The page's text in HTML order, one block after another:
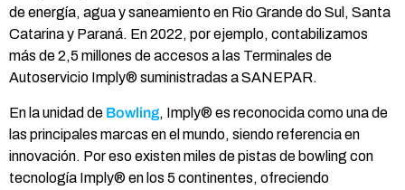
de energía, agua y saneamiento en Rio Grande do Sul, Santa
Catarina y Paraná. En 2022, por ejemplo, contabilizamos
más de 2,5 millones de accesos a las Terminales de
Autoservicio Imply® suministradas a SANEPAR.
En la unidad de Bowling, Imply® es reconocida como una de
las principales marcas en el mundo, siendo referencia en
innovación. Por eso existen miles de pistas de bowling con
tecnología Imply® en los 5 continentes, ofreciendo